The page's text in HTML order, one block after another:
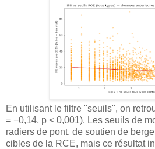
En utilisant le filtre "seuils", on
= −0,14, p < 0,001). Les seuils de
radiers de pont, de soutien de
cibles de la RCE, mais ce résultat